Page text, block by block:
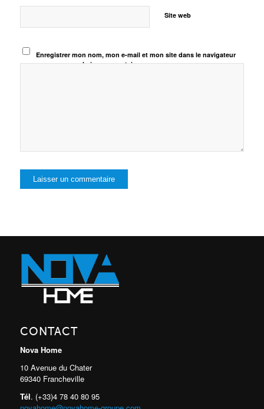
Site web
Enregistrer mon nom, mon e-mail et mon site dans le navigateur
pour mon prochain commentaire.
CONTACT
Nova Home
10 Avenue du Chater
69340 Francheville
Tél. (+33)4 78 40 80 95